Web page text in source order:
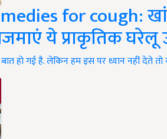
for cough:
ये प्राकृतिक घरेलू
हो गई है. लेकिन हम इस पर ध्यान नहीं देते